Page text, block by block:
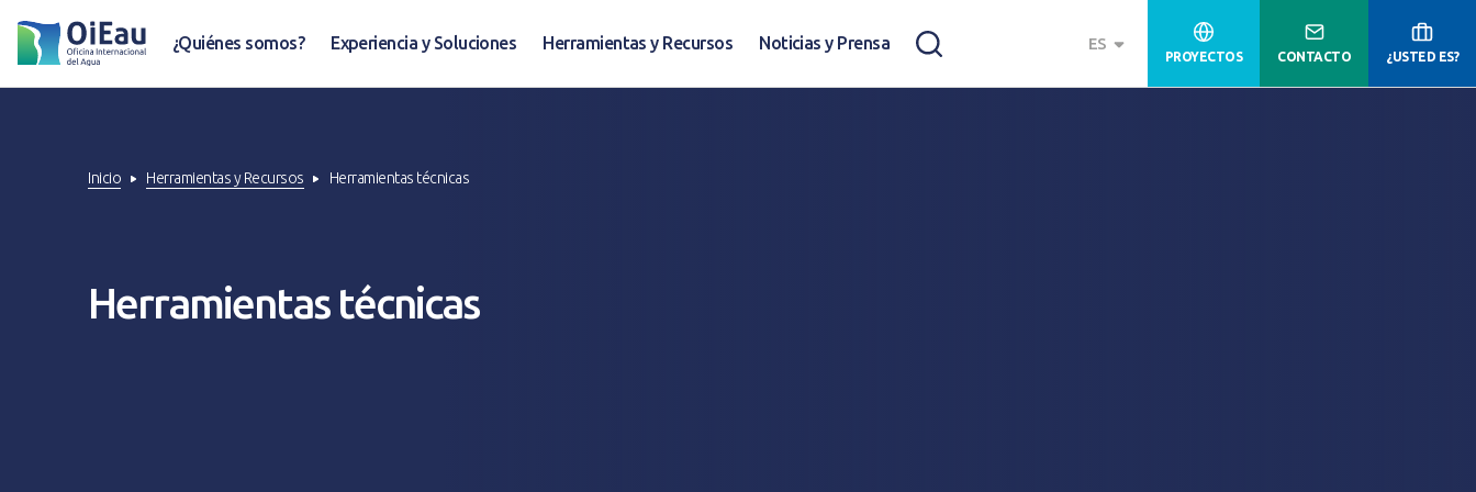
¿Quiénes somos? Experiencia y Soluciones Herramientas y Recursos Noticias y Prensa ES
PROYECTOS CONTACTO ¿USTED ES?
Inicio Herramientas y Recursos Herramientas técnicas
Herramientas técnicas